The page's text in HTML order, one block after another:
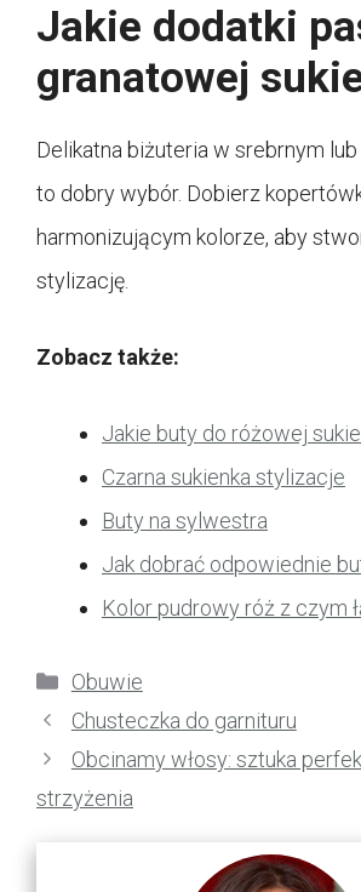
Jakie dodatki
granatowej
Delikatna biżuteria w srebrnym
to dobry wybór. Dobierz
harmonizującym kolorze, aby
stylizację.
Zobacz także:
Jakie buty do różowej
Czarna sukienka stylizacje
Buty na sylwestra
Jak dobrać odpowiednie
Kolor pudrowy róż z czym
Kategorie
Obuwie
Chusteczka do garnituru
Obcinamy włosy: sztuka
strzyżenia